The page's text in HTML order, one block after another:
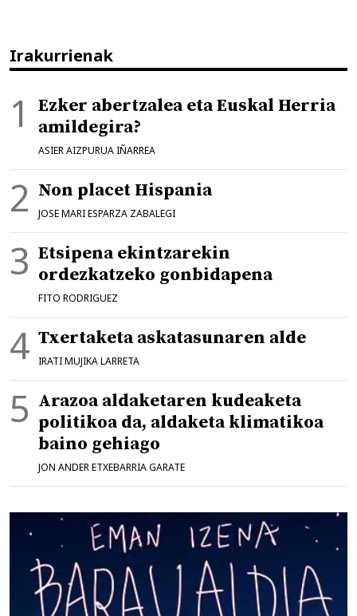
Irakurrienak
Ezker abertzalea eta Euskal Herria
amildegira?
ASIER AIZPURUA IÑARREA
Non placet Hispania
JOSE MARI ESPARZA ZABALEGI
Etsipena ekintzarekin
ordezkatzeko gonbidapena
FITO RODRIGUEZ
Txertaketa askatasunaren alde
IRATI MUJIKA LARRETA
Arazoa aldaketaren kudeaketa
politikoa da, aldaketa klimatikoa
baino gehiago
JON ANDER ETXEBARRIA GARATE